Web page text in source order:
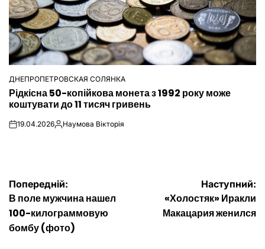
ОПУБЛІКУВАТИ
У
ДНЕПРОПЕТРОВСКАЯ СОЛЯНКА
Рідкісна 50-копійкова монета з 1992 року може
коштувати до 11 тисяч гривень
on19.04.2026Опубліковано
Наумова Вікторія
Навігація
записів
Попередній:
В поле мужчина нашел
100-килограммовую
бомбу (фото)
Наступний:
«Холостяк» Иракли
Макацария женился